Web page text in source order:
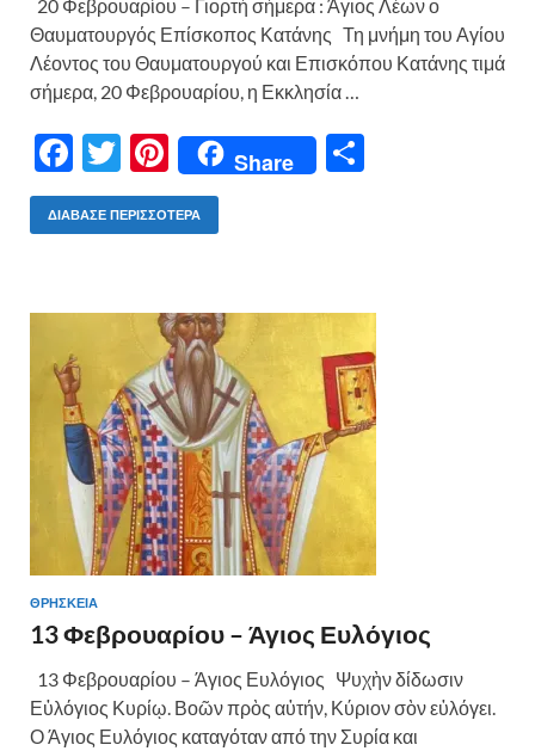
20 Φεβρουαρίου – Γιορτή σήμερα : Άγιος Λέων ο
Θαυματουργός Επίσκοπος Κατάνης Τη μνήμη του Αγίου
Λέοντος του Θαυματουργού και Επισκόπου Κατάνης τιμά
σήμερα, 20 Φεβρουαρίου, η Εκκλησία …
F
ac
e
o
o
k
T
w
itt
Pi
nt
er
t
Share
σ
τε
ίτ
ε
ΔΙΆΒΑΣΕ ΠΕΡΙΣΣΌΤΕΡΑ
ΘΡΗΣΚΕΙΑ
13 Φεβρουαρίου – Άγιος Ευλόγιος
13 Φεβρουαρίου – Άγιος Ευλόγιος Ψυχὴν δίδωσιν
Εὐλόγιος Κυρίῳ. Βοῶν πρὸς αὐτήν, Κύριον σὸν εὐλόγει.
Ο Άγιος Ευλόγιος καταγόταν από την Συρία και